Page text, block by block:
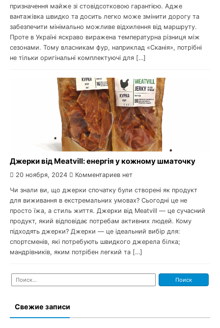
призначення майже зі стовідсотковою гарантією. Адже
вантажівка швидко та досить легко може змінити дорогу та
забезпечити мінімально можливе відхилення від маршруту.
Проте в Україні яскраво виражена температурна різниця між
сезонами. Тому власникам фур, наприклад «Сканія», потрібні
не тільки оригінальні комплектуючі для […]
Джерки від Meatvill: енергія у кожному шматочку
20 ноября, 2024 Комментариев нет
Чи знали ви, що джерки спочатку були створені як продукт
для виживання в екстремальних умовах? Сьогодні це не
просто їжа, а стиль життя. Джерки від Meatvill — це сучасний
продукт, який відповідає потребам активних людей. Кому
підходять джерки? Джерки — це ідеальний вибір для:
спортсменів, які потребують швидкого джерела білка;
мандрівників, яким потрібен легкий та […]
Найти:
Свежие записи